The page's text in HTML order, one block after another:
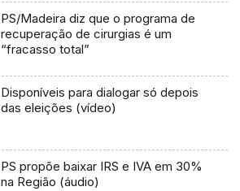
PS/Madeira diz que o programa de
recuperação de cirurgias é um
“fracasso total”
Disponíveis para dialogar só depois
das eleições (vídeo)
PS propõe baixar IRS e IVA em 30%
na Região (áudio)